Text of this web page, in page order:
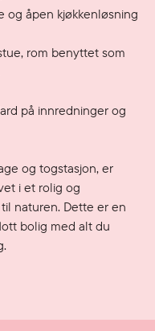
og åpen kjøkkenløsning
rom benyttet som
på innredninger og
og togstasjon, er
i et rolig og
naturen. Dette er en
bolig med alt du